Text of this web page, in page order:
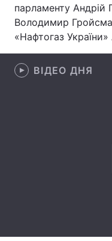
Цікавинки
Екологія
Лонгріди
парламенту Андрій
Володимир
«Нафтогаз
ВІДЕО ДНЯ